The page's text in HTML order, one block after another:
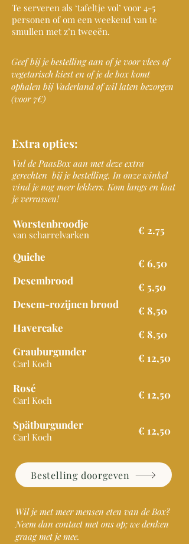
Te serveren als ‘tafeltje vol’ voor 4-5
personen of om een weekend van te
smullen met z’n tweeën.
Geef bij je bestelling aan of je voor vlees of
vegetarisch kiest en of je de box komt
ophalen bij Vaderland of wil laten bezorgen
(voor 7€)
Extra opties:
Vul de PaasBox aan met deze extra
gerechten bij je bestelling. In onze winkel
vind je nog meer lekkers. Kom langs en laat
je verrassen!
Worstenbroodje
van scharrelvarken
Quiche
Desembrood
Desem-rozijnen brood
Havercake
Grauburgunder
Carl Koch
Rosé
Carl Koch
Spätburgunder
Carl Koch
€ 2.75
€ 6,50
€ 5,50
€ 8,50
€ 8,50
€ 12,50
€ 12,50
€ 12,50
Bestelling doorgeven
Wil je met meer mensen eten van de Box?
Neem dan contact met ons op; we denken
graag met je mee.​​​